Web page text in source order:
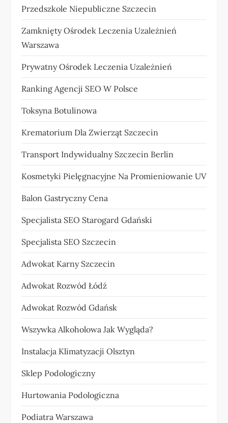
Przedszkole Niepubliczne Szczecin
Zamknięty Ośrodek Leczenia Uzależnień
Warszawa
Prywatny Ośrodek Leczenia Uzależnień
Ranking Agencji SEO W Polsce
Toksyna Botulinowa
Krematorium Dla Zwierząt Szczecin
Transport Indywidualny Szczecin Berlin
Kosmetyki Pielęgnacyjne Na Promieniowanie UV
Balon Gastryczny Cena
Specjalista SEO Starogard Gdański
Specjalista SEO Szczecin
Adwokat Karny Szczecin
Adwokat Rozwód Łódź
Adwokat Rozwód Gdańsk
Wszywka Alkoholowa Jak Wygląda?
Instalacja Klimatyzacji Olsztyn
Sklep Podologiczny
Hurtowania Podologiczna
Podiatra Warszawa